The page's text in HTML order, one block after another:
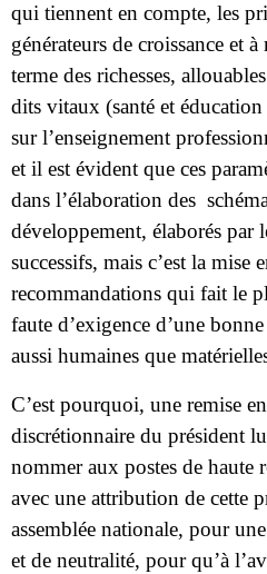
qui tiennent en compte, les
générateurs de croissance et
terme des richesses,
dits vitaux (santé et
sur l’enseignement
et il est évident que ces
dans l’élaboration des
développement, élaborés par
successifs, mais c’est la mise
recommandations qui fait le
faute d’exigence d’une
aussi humaines que
C’est pourquoi, une remise
discrétionnaire du président
nommer aux postes de haute
avec une attribution de cette
assemblée nationale, pour
et de neutralité, pour qu’à